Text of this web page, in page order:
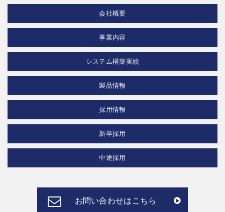
会社概要
事業内容
システム構築実績
製品情報
採用情報
新卒採用
中途採用
お問い合わせはこちら